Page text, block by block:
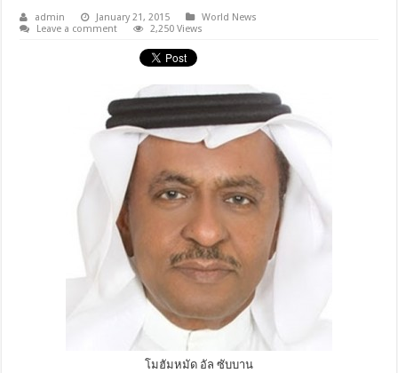
admin January 21, 2015
World News
Leave a comment
2,250 Views
โมฮัมหมัด อัล ซับบาน